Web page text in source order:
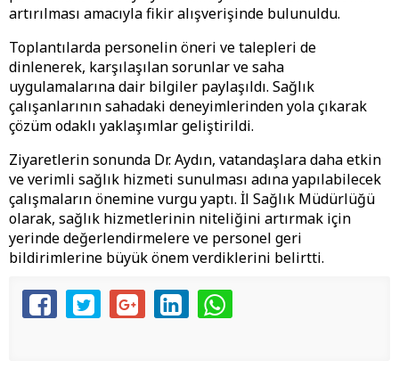
artırılması amacıyla fikir alışverişinde bulunuldu.
Toplantılarda personelin öneri ve talepleri de
dinlenerek, karşılaşılan sorunlar ve saha
uygulamalarına dair bilgiler paylaşıldı. Sağlık
çalışanlarının sahadaki deneyimlerinden yola çıkarak
çözüm odaklı yaklaşımlar geliştirildi.
Ziyaretlerin sonunda Dr. Aydın, vatandaşlara daha etkin
ve verimli sağlık hizmeti sunulması adına yapılabilecek
çalışmaların önemine vurgu yaptı. İl Sağlık Müdürlüğü
olarak, sağlık hizmetlerinin niteliğini artırmak için
yerinde değerlendirmelere ve personel geri
bildirimlerine büyük önem verdiklerini belirtti.